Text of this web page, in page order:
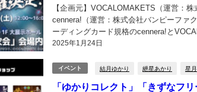
2025年1月24日
【企画元】VOCALOMAKETS（運営：
cennera!（運営：株式会社バンピーファ
ーディングカード規格のcennera!と
月ゆかり・紲星あかり せんねら！ゲーム
イベント 結月ゆかり 紲星あかり 星
「ゆかりコレクト」「きずなフ